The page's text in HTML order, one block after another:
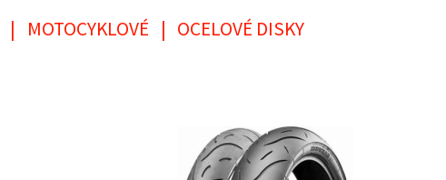
| MOTOCYKLOVÉ | OCELOVÉ DISKY